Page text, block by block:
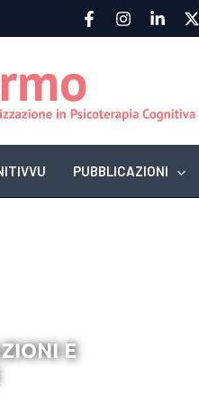
PUBBLICAZIONI
E